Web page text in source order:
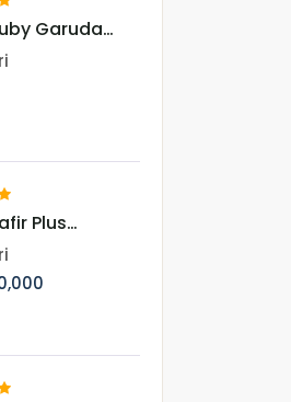
Garuda
27
2026
Plus
14